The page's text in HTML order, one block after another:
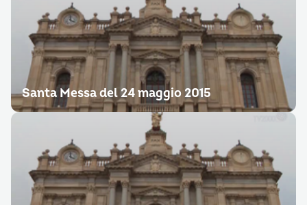
Santa Messa del 24 maggio 2015